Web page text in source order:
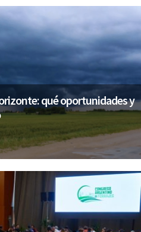
qué oportunidades y